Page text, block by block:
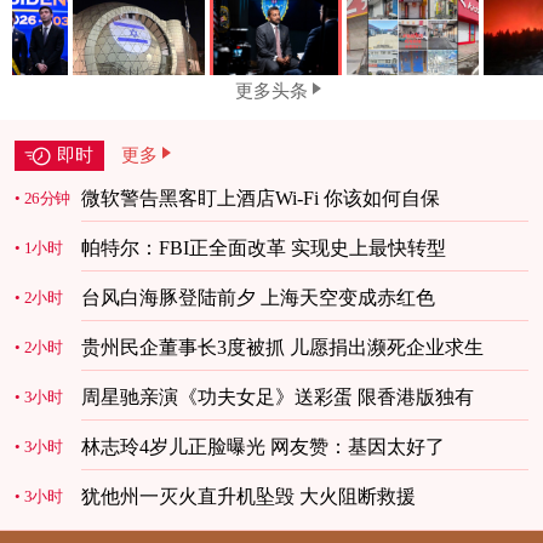
更多头条
即时 更多
26分钟 微软警告黑客盯上酒店Wi-Fi 你该如何自保
1小时 帕特尔：FBI正全面改革 实现史上最快转型
2小时 台风白海豚登陆前夕 上海天空变成赤红色
2小时 贵州民企董事长3度被抓 儿愿捐出濒死企业求生
3小时 周星驰亲演《功夫女足》送彩蛋 限香港版独有
3小时 林志玲4岁儿正脸曝光 网友赞：基因太好了
3小时 犹他州一灭火直升机坠毁 大火阻断救援